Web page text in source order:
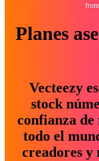
Planes
Vecteezy
stock
confianza de
todo el
creadores y